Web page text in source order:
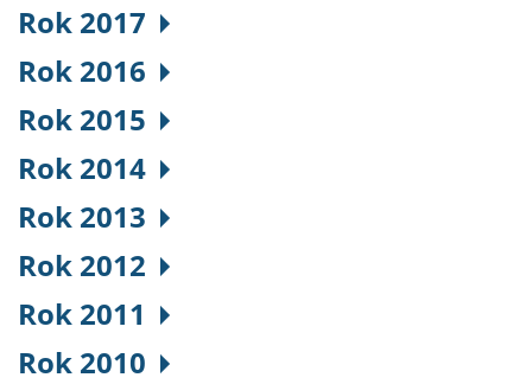
Rok 2017
Rok 2016
Rok 2015
Rok 2014
Rok 2013
Rok 2012
Rok 2011
Rok 2010